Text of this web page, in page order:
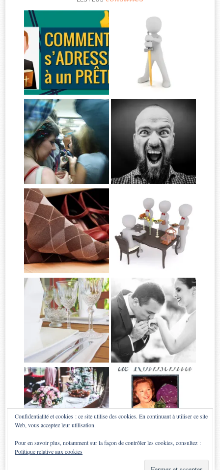
Confidentialité et cookies : ce site utilise des cookies. En continuant à utiliser ce site
Web, vous acceptez leur utilisation.
Pour en savoir plus, notamment sur la façon de contrôler les cookies, consultez :
Politique relative aux cookies